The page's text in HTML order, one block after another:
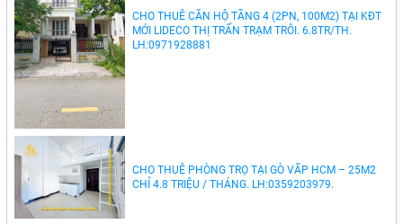
CHO THUÊ CĂN HỘ TẦNG 4 (2PN, 100M2) TẠI KĐT
MỚI LIDECO THỊ TRẤN TRẠM TRÔI. 6.8TR/TH.
LH:0971928881
CHO THUÊ PHÒNG TRỌ TẠI GÒ VẤP HCM – 25M2
CHỈ 4.8 TRIỆU / THÁNG. LH:0359203979.